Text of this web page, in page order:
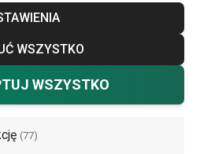
WSZYSTKO
WSZYSTKO
do gotowania jest
Przekonaj się sam.
ponadczasowy design, szereg
gwarancja - to wszystko
Możesz wybrać na
(77)